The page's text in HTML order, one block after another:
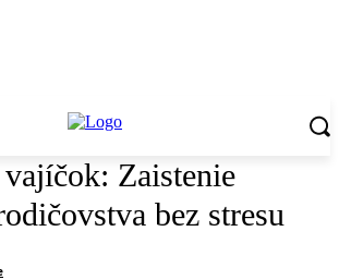
Zaistenie
bez stresu